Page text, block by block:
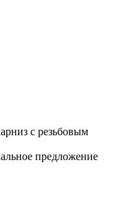
с резьбовым
предложение